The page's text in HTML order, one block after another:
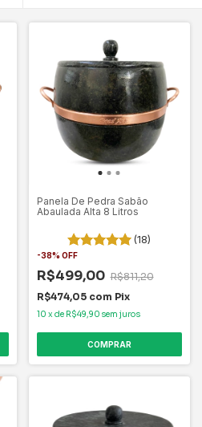
Panela De Pedra Sabão
Abaulada Alta 8 Litros
(18)
-38% OFF
R$499,00 R$811,20
R$474,05 com Pix
10 x de R$49,90 sem juros
COMPRAR